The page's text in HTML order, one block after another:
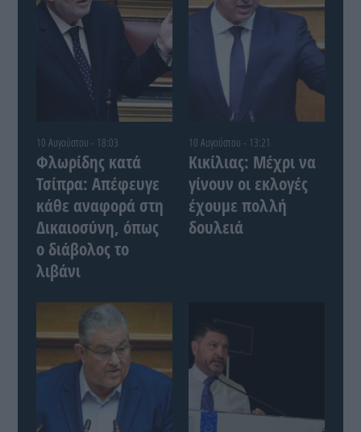
10 Αυγούστου - 18:03
Φλωρίδης κατά
Τσίπρα: Απέφευγε
κάθε αναφορά στη
Δικαιοσύνη, όπως
ο διάβολος το
λιβάνι
10 Αυγούστου - 13:21
Κικίλιας: Μέχρι να
γίνουν οι εκλογές
έχουμε πολλή
δουλειά